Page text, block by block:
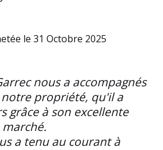
le 31 Octobre 2025
nous a accompagnés
propriété, qu'il a
grâce à son excellente
a tenu au courant à